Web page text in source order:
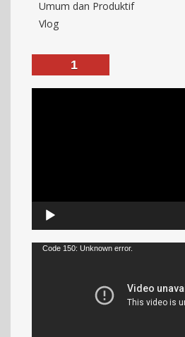
Umum dan Produktif
Vlog
1
Code 150: Unknown error.